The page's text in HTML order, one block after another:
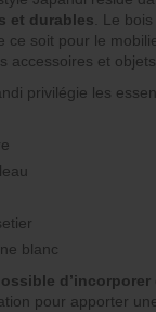
et durables . Le
ce soit pour le
accessoires et
privilégie les
blanc
pour apporter